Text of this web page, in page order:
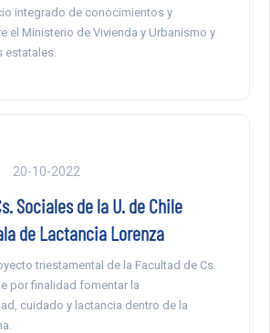
integrado de conocimientos y
el Ministerio de Vivienda y Urbanismo y
estatales.
20-10-2022
Sociales de la U. de Chile
de Lactancia Lorenza
triestamental de la Facultad de Cs.
por finalidad fomentar la
cuidado y lactancia dentro de la